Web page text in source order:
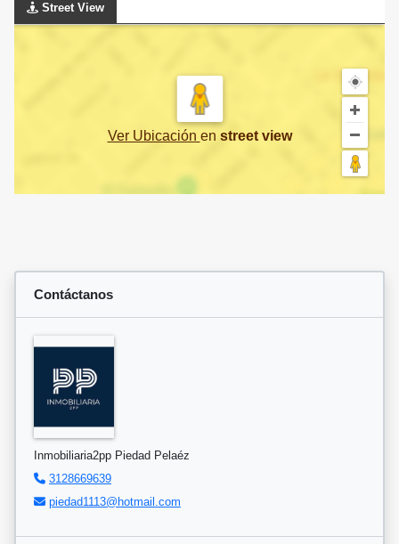
Street View
Ver Ubicación en street view
Contáctanos
Inmobiliaria2pp Piedad Pelaéz
3128669639
piedad1113@hotmail.com